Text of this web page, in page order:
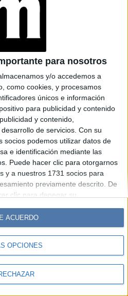
para nosotros
y/o accedemos a
como cookies, y procesamos
únicos e información
para publicidad y contenido
y contenido,
de servicios. Con su
socios podemos utilizar datos de
e identificación mediante las
Puede hacer clic para otorgarnos
y a nuestros 1731 socios para
previamente descrito. De
clic para denegar su
de otorgar su consentimiento.
de sus datos
de su consentimiento, pero usted
procesamiento. Sus
en cualquier
OPCIONES
ACUERDO
Noticias
Parabrisas
Break BATimes
los derechos reservados
Intelectual: Nro. 5346433